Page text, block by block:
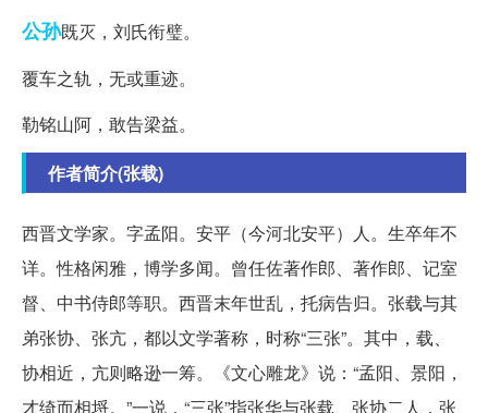
公孙既灭，刘氏衔璧。
覆车之轨，无或重迹。
勒铭山阿，敢告梁益。
作者简介(张载)
西晋文学家。字孟阳。安平（今河北安平）人。生卒年不
详。性格闲雅，博学多闻。曾任佐著作郎、著作郎、记室
督、中书侍郎等职。西晋末年世乱，托病告归。张载与其
弟张协、张亢，都以文学著称，时称“三张”。其中，载、
协相近，亢则略逊一筹。《文心雕龙》说：“孟阳、景阳，
才绮而相埒。”一说，“三张”指张华与张载、张协二人，张